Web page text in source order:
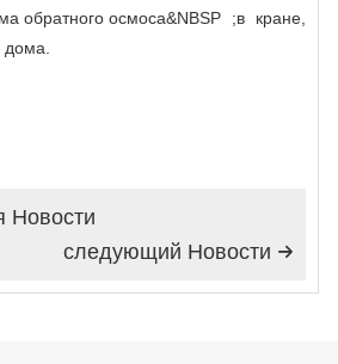
обратного осмоса&NBSP ;в кране,

следующий Hовости